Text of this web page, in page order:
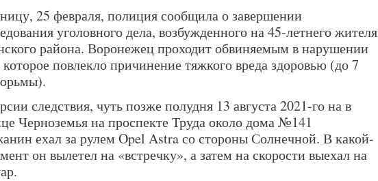
25 февраля, полиция сообщила о завершении
уголовного дела, возбужденного на 45-летнего жителя
района. Воронежец проходит обвиняемым в нарушении
повлекло причинение тяжкого вреда здоровью (до 7
следствия, чуть позже полудня 13 августа 2021-го на в
Черноземья на проспекте Труда около дома №141
ехал за рулем Opel Astra со стороны Солнечной. В какой-
он вылетел на «встречку», а затем на скорости выехал на